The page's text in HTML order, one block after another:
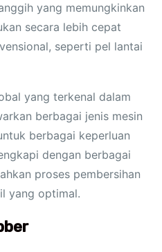
yang memungkinkan
secara lebih cepat
seperti pel lantai
yang terkenal dalam
berbagai jenis mesin
berbagai keperluan
dengan berbagai
proses pembersihan
yang optimal.